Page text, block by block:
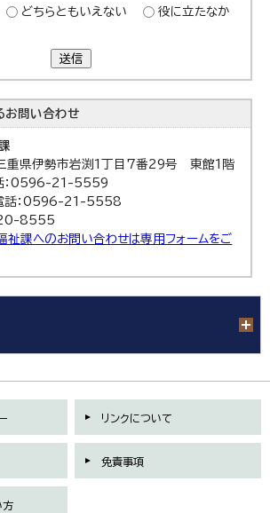
どちらともいえない
役に立たなか
送信
お問い合わせ
県伊勢市岩渕1丁目7番29号 東館1階
話：0596-21-5559
電話：0596-21-5558
20-8555
祉課へのお問い合わせは専用フォームをご
リンクについて
免責事項
方